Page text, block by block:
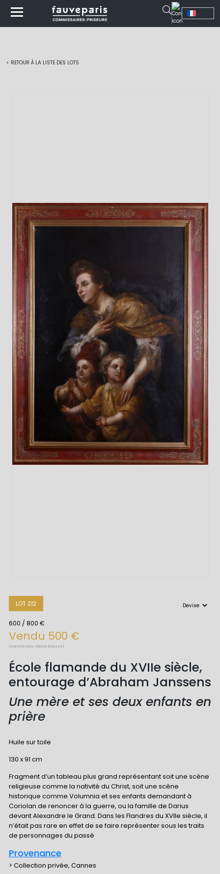
< RETOUR À LA LISTE DES LOTS
LOT 212
600 / 800 €
Vendu 500 €
(Commissions d'achat incluses)
École flamande du XVIIe siècle,
entourage d’Abraham Janssens
Une mère et ses deux enfants en
prière
Huile sur toile
130 x 91 cm
Fragment d’un tableau plus grand représentant soit une scène
religieuse comme la nativité du Christ, soit une scène
historique comme Volumnia et ses enfants demandant à
Coriolan de renoncer à la guerre, ou la famille de Darius
devant Alexandre le Grand. Dans les Flandres du XVIIe siècle, il
n’était pas rare en effet de se faire représenter sous les traits
de personnages du passé
Provenance
> Collection privée, Cannes